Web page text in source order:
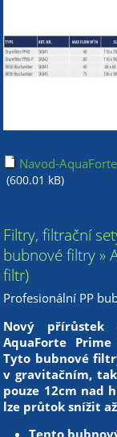
Navod-
(600.01 kB)
Filtry, filtrační
bubnové filtry »
filtr)
Profesionální PP
Nový přírůstek
AquaForte
Tyto bubnové
v gravitačním,
pouze 12cm nad
lze průtok snížit
Tento